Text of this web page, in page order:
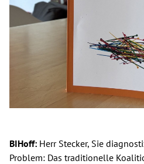
BIHoff: Herr Stecker, Sie
Problem: Das traditionelle